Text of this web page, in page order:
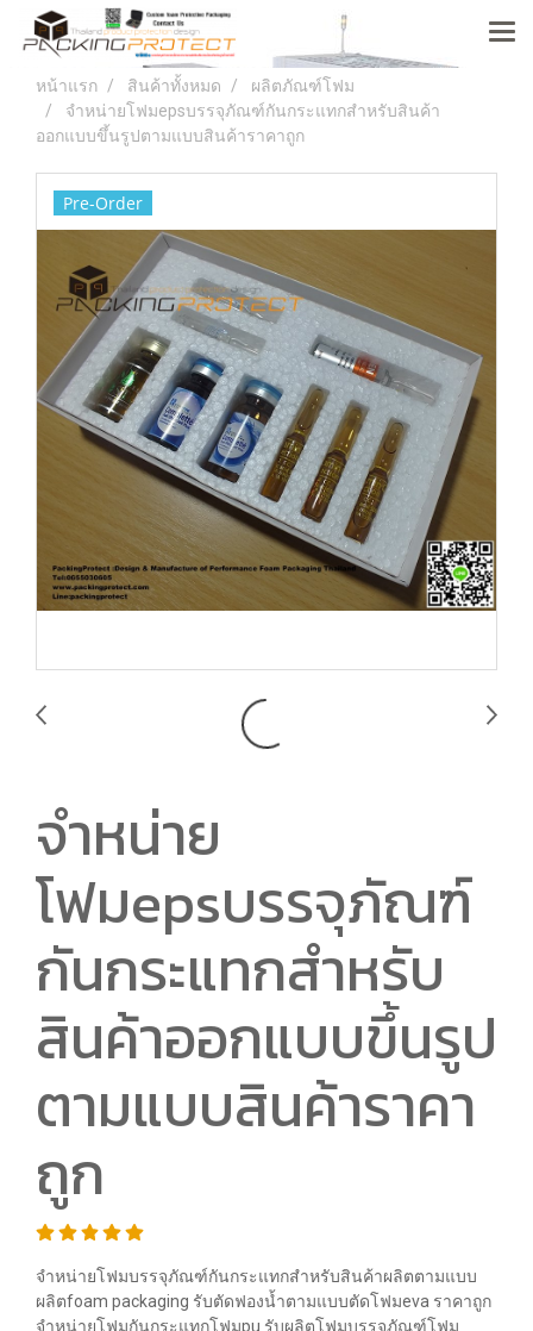
หน้าแรก สินค้าทั้งหมด
ผลิตภัณฑ์โฟม
จำหน่ายโฟมepsบรรจุภัณฑ์กันกระแทกสำหรับสินค้า
ออกแบบขึ้นรูปตามแบบสินค้าราคาถูก
Pre-Order
จำหน่าย
โฟมepsบรรจุภัณฑ์
กันกระแทกสำหรับ
สินค้าออกแบบขึ้นรูป
ตามแบบสินค้าราคา
ถูก
จำหน่ายโฟมบรรจุภัณฑ์กันกระแทกสำหรับสินค้าผลิตตามแบบ
ผลิตfoam packaging รับตัดฟองน้ำตามแบบตัดโฟมeva ราคาถูก
จำหน่ายโฟมกันกระแทกโฟมpu รับผลิตโฟมบรรจุภัณฑ์โฟม